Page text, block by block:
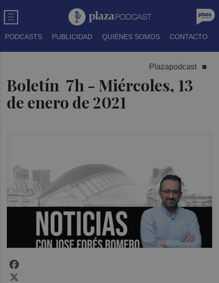
PODCASTS PUBLICIDAD QUIÉNES SOMOS CONTACTO
Plazapodcast
Boletín 7h - Miércoles, 13
de enero de 2021